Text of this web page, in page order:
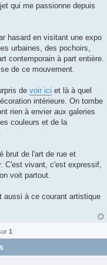
qui me passionne depuis
hasard en visitant une expo
urbaines, des pochoirs,
contemporain à part entière.
de ce mouvement.
de voir ici et là à quel
intérieure. On tombe
rien à envier aux galeries
couleurs et de la
brut de l'art de rue et
C'est vivant, c'est expressif,
voit partout.
aussi à ce courant artistique
1